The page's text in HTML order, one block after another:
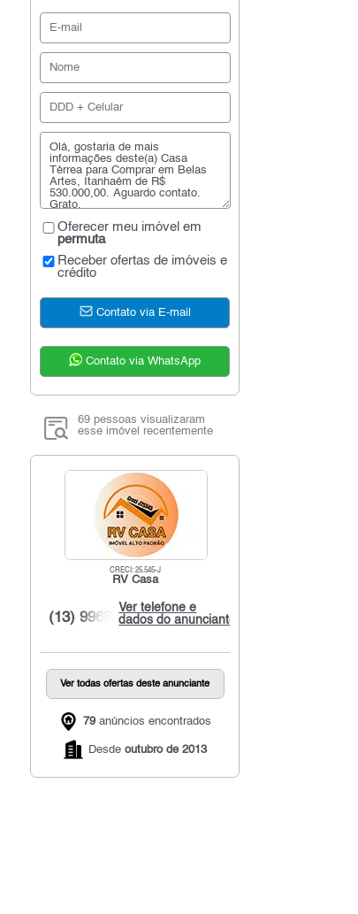
Oferecer meu imóvel em
permuta
Receber ofertas de imóveis e
crédito
Contato via E-mail
Contato via WhatsApp
69 pessoas visualizaram
esse imóvel recentemente
CRECI: 25.545-J
RV Casa
Ver telefone e
dados do anunciante
(13) 9968...
Ver todas ofertas deste anunciante
79 anúncios encontrados
Desde outubro de 2013